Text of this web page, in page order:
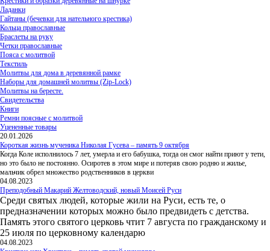
Ладанки
Гайтаны (бечевки для нательного крестика)
Кольца православные
Браслеты на руку
Четки православные
Пояса с молитвой
Текстиль
Молитвы для дома в деревянной рамке
Наборы для домашней молитвы (Zip-Lock)
Молитвы на бересте.
Свидетельства
Книги
Ремни поясные с молитвой
Уцененные товары
20.01.2026
Короткая жизнь мученика Николая Гусева – память 9 октября
Когда Коле исполнилось 7 лет, умерла и его бабушка, тогда он смог найти приют у тети,
но это было не постоянно. Осиротев в этом мире и потеряв свою родню и жилье,
мальчик обрел множество родственников в церкви
04.08.2023
Преподобный Макарий Желтоводский, новый Моисей Руси
Среди святых людей, которые жили на Руси, есть те, о
предназначении которых можно было предвидеть с детства.
Память этого святого церковь чтит 7 августа по гражданскому и
25 июля по церковному календарю
04.08.2023